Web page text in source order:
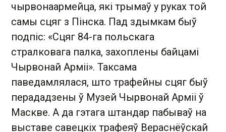
чырвонаармейца, які трымаў у руках той
самы сцяг з Пінска. Пад здымкам быў
подпіс: «Сцяг 84-га польскага
стралковага палка, захоплены байцамі
Чырвонай Арміі». Таксама
паведамлялася, што трафейны сцяг быў
перададзены ў Музей Чырвонай Арміі ў
Маскве. А да гэтага штандар пабываў на
выставе савецкіх трафеяў Вераснёўскай